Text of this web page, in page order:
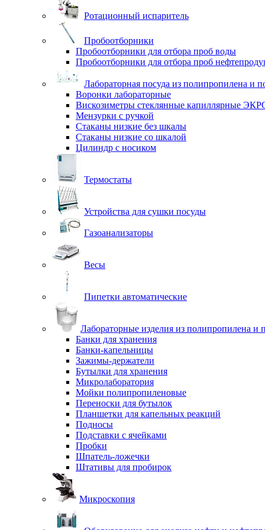
Ротационный испаритель
Пробоотборники
Пробоотборники для отбора проб воды
Пробоотборники для отбора проб
Лабораторная посуда из полипропилена и
Воронки лабораторные
Вискозиметры стеклянные капиллярные
Мензурки с ручкой
Стаканы низкие без шкалы
Стаканы низкие со шкалой
Цилиндр с носиком
Термостаты
Устройства для сушки посуды
Газоанализаторы
Весы
Пипетки автоматические
Лабораторные изделия из полипропилена и
Банки для хранения
Банки-капельницы
Зажимы-держатели
Бутылки для хранения
Микролаборатория
Мойки полипропиленовые
Переноски для бутылок
Планшетки для капельных реакций
Подносы
Подставки с ячейками
Пробки
Шпатель-ложечки
Штативы для пробирок
Микроскопия